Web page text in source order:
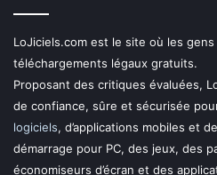
LoJiciels.com est le site où les
téléchargements légaux gratuits.
Proposant des critiques évaluées,
de confiance, sûre et sécurisée
logiciels, d’applications mobiles et
démarrage pour PC, des jeux, des
économiseurs d’écran et des